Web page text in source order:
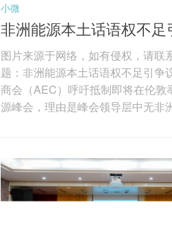
小微
非洲能源本土话语权不足
图片来源于网络，如有侵权，请联
题：非洲能源本土话语权不足引争
商会（AEC）呼吁抵制即将在伦敦
源峰会，理由是峰会领导层中无非
联系删除 AEC指出，随着国际论
未来，非洲机构正推动本土专业人
程制定。非洲能源界多次强调，非